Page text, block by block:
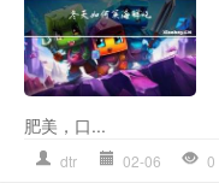
肥美，口...
dtr 02-06 0